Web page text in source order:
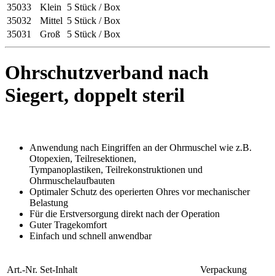
35033
Klein
5 Stück / Box
35032
Mittel 5 Stück / Box
35031
Groß 5 Stück / Box
Ohrschutzverband nach
Siegert, doppelt steril
Anwendung nach Eingriffen an der Ohrmuschel wie z.B.
Otopexien, Teilresektionen,
Tympanoplastiken, Teilrekonstruktionen und
Ohrmuschelaufbauten
Optimaler Schutz des operierten Ohres vor mechanischer
Belastung
Für die Erstversorgung direkt nach der Operation
Guter Tragekomfort
Einfach und schnell anwendbar
Art.-Nr. Set-Inhalt
Verpackung